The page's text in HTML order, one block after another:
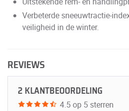
Verbeterde sneeuwtractie-
veiligheid in de winter.
REVIEWS
2 KLANTBEOORDELING
4.5 op 5 sterren